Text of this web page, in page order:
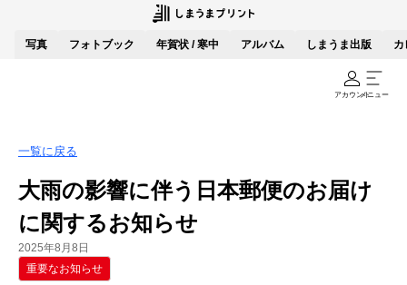
写真 フォトブック 年賀状 / 寒中 アルバム しまうま出版 カ
アカウントメニュー
一覧に戻る
大雨の影響に伴う日本郵便のお届け
に関するお知らせ
2025年8月8日
重要なお知らせ